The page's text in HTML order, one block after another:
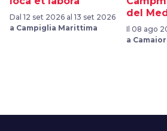
Dal 12 set 2026 al 13 set 2026
a Campiglia Marittima
del
Il 08 ago
a